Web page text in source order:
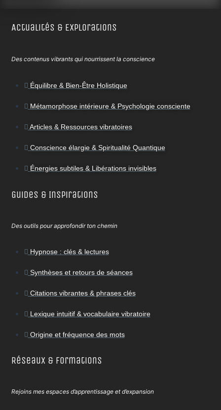
Actualités & Explorations
Des contenus vibrants qui nourrissent la conscience
Équilibre & Bien-Être Holistique
Métamorphose intérieure & Psychologie consciente
Articles & Ressources vibratoires
Conscience élargie & Spiritualité Quantique
Énergies subtiles & Libérations invisibles
Guides & Inspirations
Des outils pour approfondir ton chemin
Hypnose : clés & lectures
Synthèses et retours de séances
Citations vibrantes & phrases clés
Lexique intuitif & vocabulaire vibratoire
Origine et fréquence des mots
Réseaux & Formations
Rejoins mes espaces d’apprentissage et d’expansion